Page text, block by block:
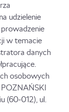
udzielenie
prowadzenie
w temacie
danych
osobowych
(60-012), ul.